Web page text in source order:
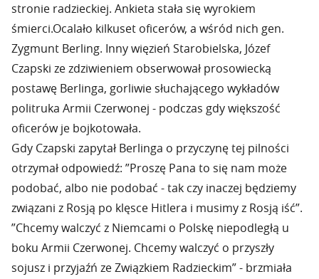
stronie radzieckiej. Ankieta stała się wyrokiem
śmierci.Ocalało kilkuset oficerów, a wśród nich gen.
Zygmunt Berling. Inny więzień Starobielska, Józef
Czapski ze zdziwieniem obserwował prosowiecką
postawę Berlinga, gorliwie słuchającego wykładów
politruka Armii Czerwonej - podczas gdy większość
oficerów je bojkotowała.
Gdy Czapski zapytał Berlinga o przyczynę tej pilności
otrzymał odpowiedź: ”Proszę Pana to się nam może
podobać, albo nie podobać - tak czy inaczej będziemy
związani z Rosją po klęsce Hitlera i musimy z Rosją iść”.
”Chcemy walczyć z Niemcami o Polskę niepodległą u
boku Armii Czerwonej. Chcemy walczyć o przyszły
sojusz i przyjaźń ze Związkiem Radzieckim” - brzmiała